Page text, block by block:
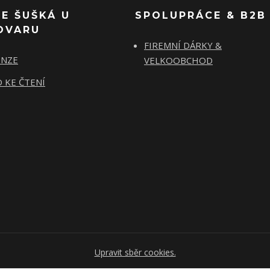
ŠUŠKÁ U
KE ČTENÍ
SPOLUPRÁCE & B2B
FIREMNÍ DÁRKY &
VELKOOBCHOD
Upravit sběr cookies.